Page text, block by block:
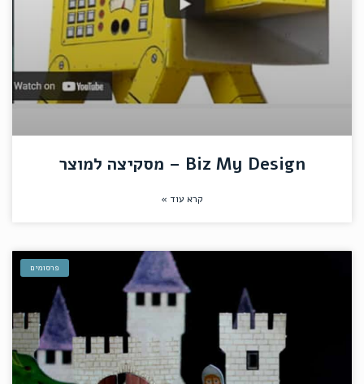
Biz My Design – מסקיצה למוצר
קרא עוד »
פרסומים